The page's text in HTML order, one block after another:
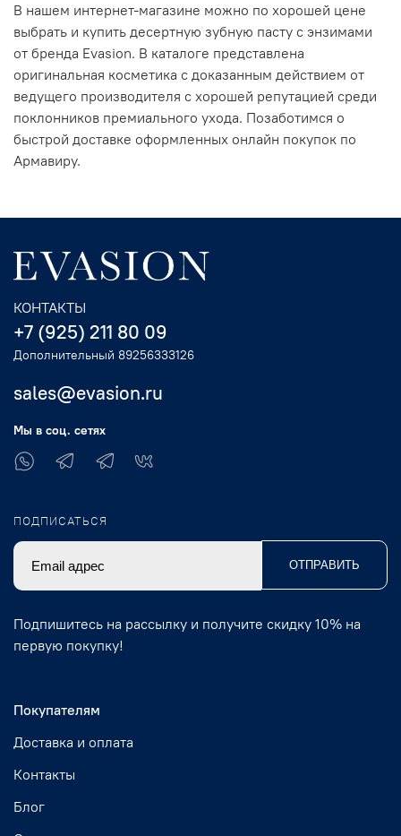
В нашем интернет-магазине можно по хорошей цене
выбрать и купить десертную зубную пасту с энзимами
от бренда Evasion. В каталоге представлена
оригинальная косметика с доказанным действием от
ведущего производителя с хорошей репутацией среди
поклонников премиального ухода. Позаботимся о
быстрой доставке оформленных онлайн покупок по
Армавиру.
Покупателям
Доставка и оплата
Контакты
Блог
КОНТАКТЫ
+7 (925) 211 80 09
Дополнительный 89256333126
sales@evasion.ru
Мы в соц. сетях
ПОДПИСАТЬСЯ
ОТПРАВИТЬ
Подпишитесь на рассылку и получите скидку 10% на
первую покупку!